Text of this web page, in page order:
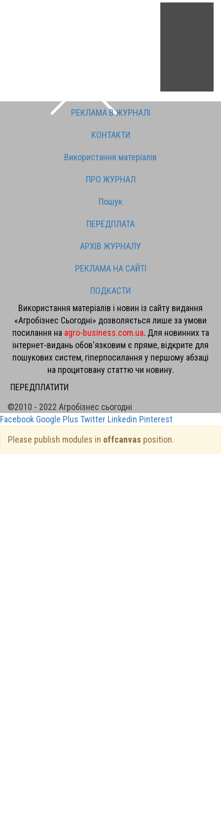
РЕКЛАМА В ЖУРНАЛІ
КОНТАКТИ
Використання матеріалів
ПРО ЖУРНАЛ
Пошук
ПЕРЕДПЛАТА
АРХІВ ЖУРНАЛУ
РЕКЛАМА НА САЙТІ
ПОДКАСТИ
Використання матеріалів і новин із сайту видання
«Агробізнес Сьогодні» дозволяється лише за умови
посилання на agro-business.com.ua. Для новинних та
інтернет-видань обов'язковим є пряме, відкрите для
пошукових систем, гіперпосилання у першому абзаці
на процитовану статтю чи новину.
ПЕРЕДПЛАТИТИ
©2010 - 2022 Агробізнес сьогодні
Facebook Google Plus Twitter Linkedin Pinterest
Please publish modules in offcanvas position.